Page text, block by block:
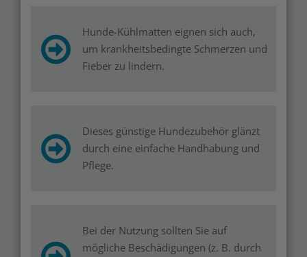
Hunde-Kühlmatten eignen sich auch,
um krankheitsbedingte Schmerzen und
Fieber zu lindern.
Dieses günstige Hundezubehör glänzt
durch eine einfache Handhabung und
Pflege.
Bei der Nutzung sollten Sie auf
mögliche Beschädigungen (z. B. durch